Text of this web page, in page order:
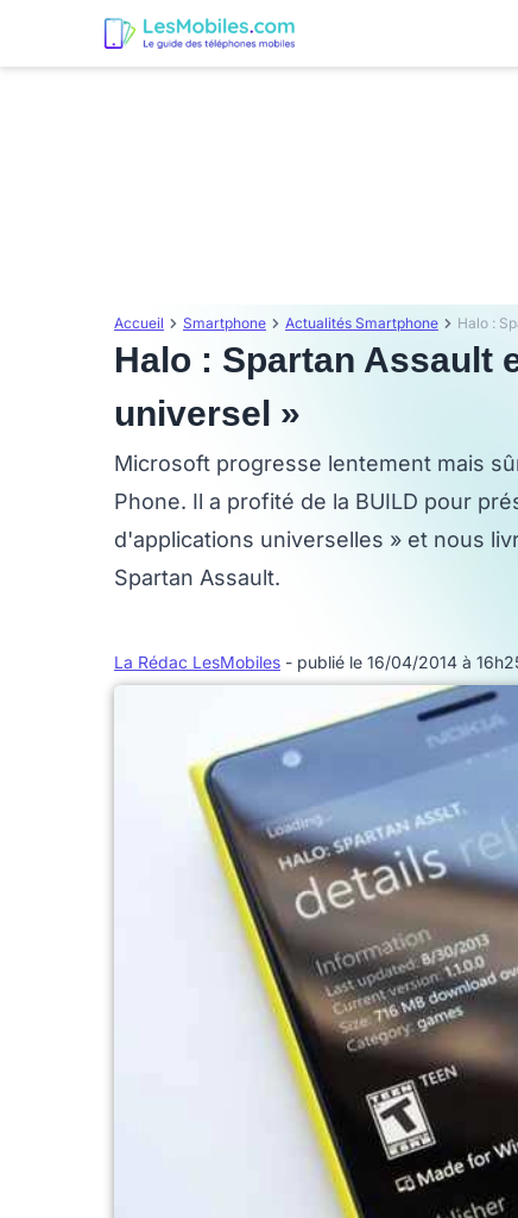
Accueil Smartphone Actualités Smartphone
Halo : Spartan Assault
universel »
Microsoft progresse lentement mais
Phone. Il a profité de la BUILD pour
d'applications universelles » et nous
Spartan Assault.
La Rédac LesMobiles - publié le 16/04/2014 à